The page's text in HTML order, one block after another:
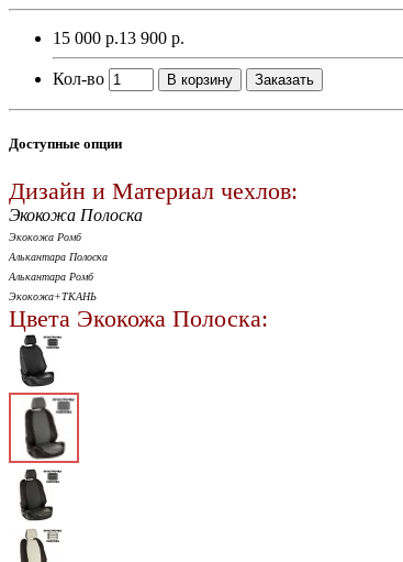
15 000 р.13 900 р.
Кол-во В корзину Заказать
Доступные опции
Дизайн и Материал чехлов:
Экокожа Полоска
Экокожа Ромб
Алькантара Полоска
Алькантара Ромб
Экокожа+ТКАНЬ
Цвета Экокожа Полоска: